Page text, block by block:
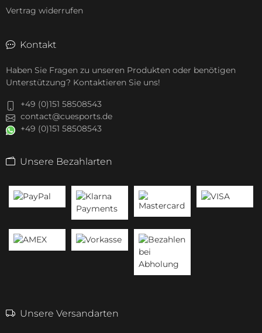
Vertrag widerrufen
Kontakt
Haben Sie Fragen zu unseren Produkten oder benötigen
Unterstützung? Kontaktieren Sie uns!
+49 (0)151 58508543
contact@cuesports.de
+49 (0)151 58508543
Unsere Bezahlarten
Unsere Versandarten